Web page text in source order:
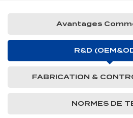
Avantages
R&D
FABRICATION &
NORMES DE